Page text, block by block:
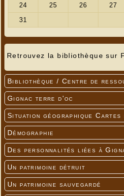
Retrouvez la bibliothèque
Bibliothèque / Centre de
Gignac terre d'oc
Situation géographique
Démographie
Des personnalités liées à
Un patrimoine détruit
Un patrimoine sauvegardé
---